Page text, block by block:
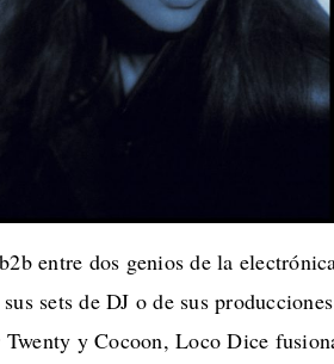
entre dos genios de la
sets de DJ o de sus producciones
y Cocoon, Loco Dice